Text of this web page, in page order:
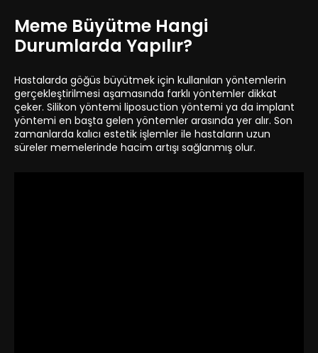
Meme Büyütme Hangi
Durumlarda Yapılır?
Hastalarda göğüs büyütmek için kullanılan yöntemlerin
gerçekleştirilmesi aşamasında farklı yöntemler dikkat
çeker. Silikon yöntemi liposuction yöntemi ya da implant
yöntemi en başta gelen yöntemler arasında yer alır. Son
zamanlarda kalıcı estetik işlemler ile hastaların uzun
süreler memelerinde hacim artışı sağlanmış olur.